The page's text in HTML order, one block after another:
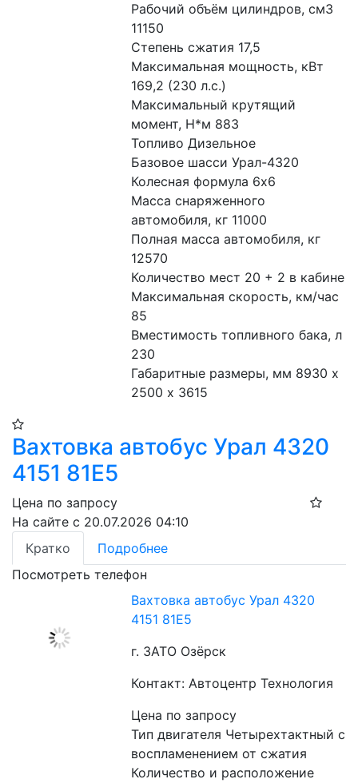
Рабочий объём цилиндров, см3
11150
Степень сжатия 17,5
Максимальная мощность, кВт
169,2 (230 л.с.)
Максимальный крутящий
момент, Н*м 883
Топливо Дизельное
Базовое шасси Урал-4320
Колесная формула 6х6
Масса снаряженного
автомобиля, кг 11000
Полная масса автомобиля, кг
12570
Количество мест 20 + 2 в кабине
Максимальная скорость, км/час
85
Вместимость топливного бака, л
230
Габаритные размеры, мм 8930 х
2500 х 3615
Вахтовка автобус Урал 4320
4151 81Е5
Цена по запросу
На сайте с 20.07.2026 04:10
Кратко
Подробнее
Посмотреть телефон
Вахтовка автобус Урал 4320
4151 81Е5
г. ЗАТО Озёрск
Контакт: Автоцентр Технология
Цена по запросу
Тип двигателя Четырехтактный с
воспламенением от сжатия
Количество и расположение